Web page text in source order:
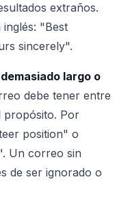
extraños.
inglés: "Best
sincerely".
largo o
debe tener entre
propósito. Por
position" o
Un correo sin
de ser ignorado o